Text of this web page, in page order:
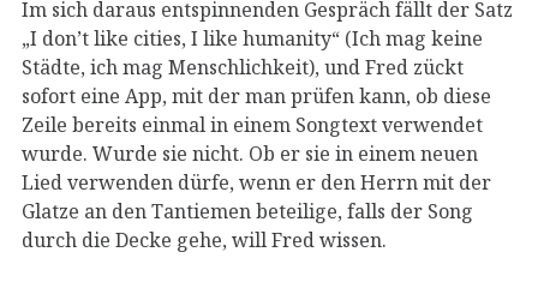
Im sich daraus entspinnenden Gespräch fällt der Satz
„I don’t like cities, I like humanity“ (Ich mag keine
Städte, ich mag Menschlichkeit), und Fred zückt
sofort eine App, mit der man prüfen kann, ob diese
Zeile bereits einmal in einem Songtext verwendet
wurde. Wurde sie nicht. Ob er sie in einem neuen
Lied verwenden dürfe, wenn er den Herrn mit der
Glatze an den Tantiemen beteilige, falls der Song
durch die Decke gehe, will Fred wissen.